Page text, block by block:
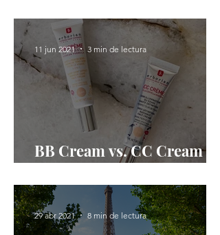
BB Cream vs. CC Cream de
11 jun 2021 3 min de lectura
29 abr 2021 8 min de lectura